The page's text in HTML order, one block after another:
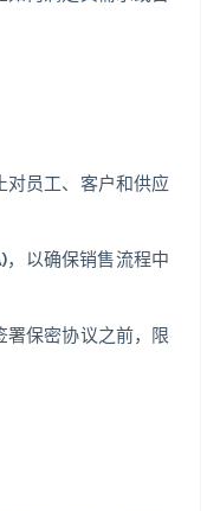
员工、客户和供应
以确保销售流程中
保密协议之前，限